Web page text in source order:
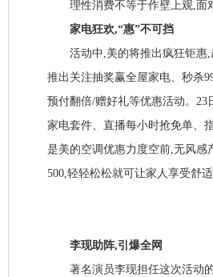
理性消费不等于作壁上观,面
家电狂欢,“惠”不可挡
活动中,美的将推出疯狂钜惠,
推出关注抽奖赢全屋家电、秒杀
预付翻倍/赠好礼等优惠活动。23
家电套件、直播每小时抢免单、
是美的空调优惠力度空前,无风感
500,轻轻松松就可让家人享受舒适
李现助阵,引爆全网
著名演员李现担任这次活动的